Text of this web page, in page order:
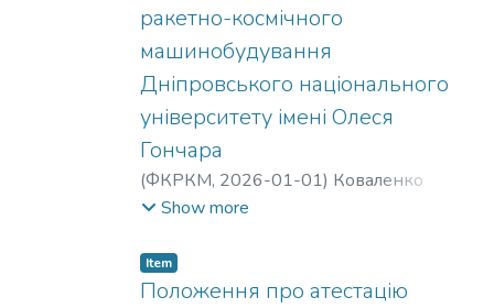
ракетно-космічного
машинобудування
Дніпровського національного
університету імені Олеся
Гончара
(ФКРКМ, 2026-01-01) Коваленко
Олександр Сергійович
Тимофійович
Олександрівна
Show more
Item
Положення про атестацію